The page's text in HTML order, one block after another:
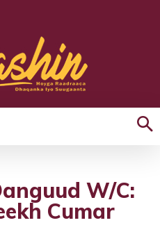
W/C:
Cumar